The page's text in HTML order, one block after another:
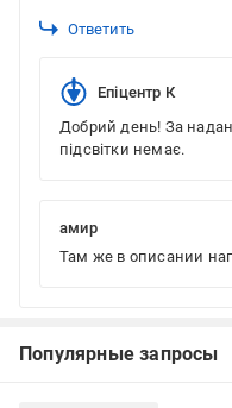
Ответить
Епіцентр К
Добрий день! За
підсвітки немає.
амир
Там же в описании
Популярные запросы